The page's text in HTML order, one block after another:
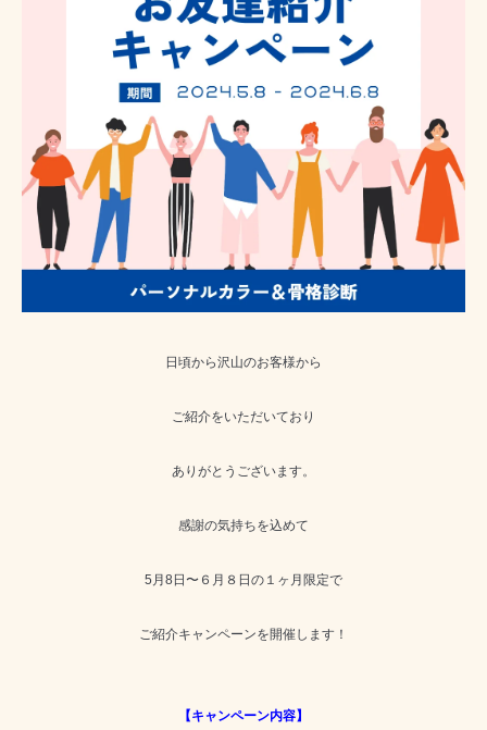
日頃から沢山のお客様から
ご紹介をいただいており
ありがとうございます。
感謝の気持ちを込めて
5月8日〜６月８日の１ヶ月限定で
ご紹介キャンペーンを開催します！
【キャンペーン内容】